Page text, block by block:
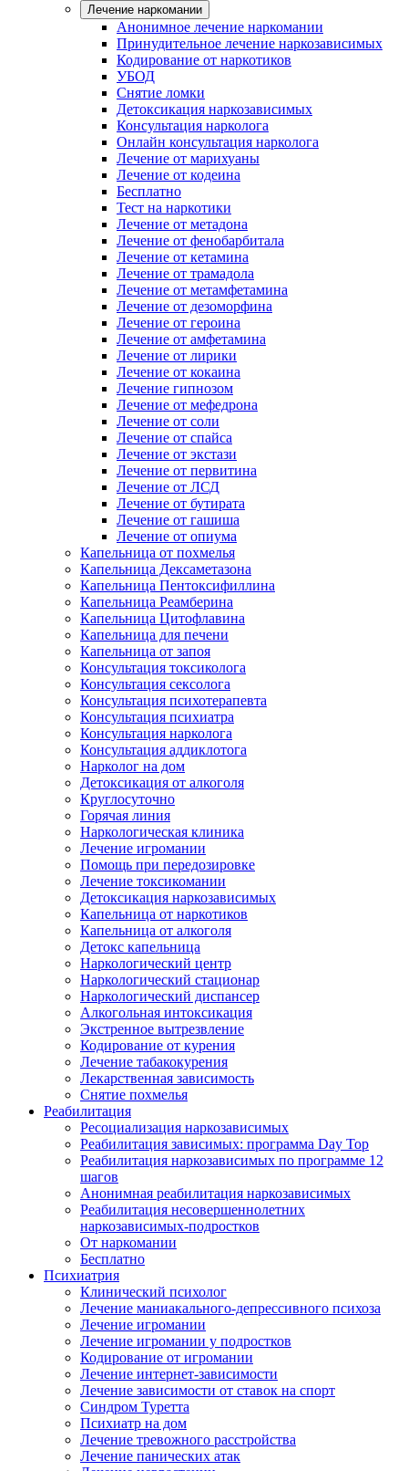
Лечение наркомании
Анонимное лечение наркомании
Принудительное лечение наркозависимых
Кодирование от наркотиков
УБОД
Снятие ломки
Детоксикация наркозависимых
Консультация нарколога
Онлайн консультация нарколога
Лечение от марихуаны
Лечение от кодеина
Бесплатно
Тест на наркотики
Лечение от метадона
Лечение от фенобарбитала
Лечение от кетамина
Лечение от трамадола
Лечение от метамфетамина
Лечение от дезоморфина
Лечение от героина
Лечение от амфетамина
Лечение от лирики
Лечение от кокаина
Лечение гипнозом
Лечение от мефедрона
Лечение от соли
Лечение от спайса
Лечение от экстази
Лечение от первитина
Лечение от ЛСД
Лечение от бутирата
Лечение от гашиша
Лечение от опиума
Капельница от похмелья
Капельница Дексаметазона
Капельница Пентоксифиллина
Капельница Реамберина
Капельница Цитофлавина
Капельница для печени
Капельница от запоя
Консультация токсиколога
Консультация сексолога
Консультация психотерапевта
Консультация психиатра
Консультация нарколога
Консультация аддиклотога
Нарколог на дом
Детоксикация от алкоголя
Круглосуточно
Горячая линия
Наркологическая клиника
Лечение игромании
Помощь при передозировке
Лечение токсикомании
Детоксикация наркозависимых
Капельница от наркотиков
Капельница от алкоголя
Детокс капельница
Наркологический центр
Наркологический стационар
Наркологический диспансер
Алкогольная интоксикация
Экстренное вытрезвление
Кодирование от курения
Лечение табакокурения
Лекарственная зависимость
Снятие похмелья
Реабилитация
Ресоциализация наркозависимых
Реабилитация зависимых: программа Day Top
Реабилитация наркозависимых по программе 12
шагов
Анонимная реабилитация наркозависимых
Реабилитация несовершеннолетних
наркозависимых-подростков
От наркомании
Бесплатно
Психиатрия
Клинический психолог
Лечение маниакального-депрессивного психоза
Лечение игромании
Лечение игромании у подростков
Кодирование от игромании
Лечение интернет-зависимости
Лечение зависимости от ставок на спорт
Синдром Туретта
Психиатр на дом
Лечение тревожного расстройства
Лечение панических атак